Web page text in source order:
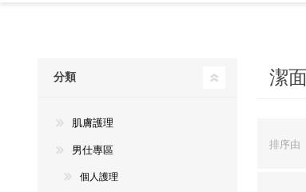
潔面
排序由
分類
肌膚護理
男仕專區
個人護理